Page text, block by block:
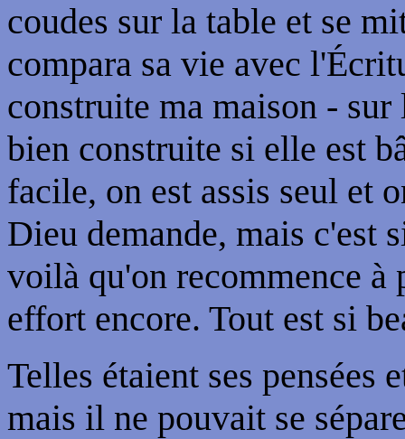
coudes sur la table et se
compara sa vie avec
construite ma maison -
bien construite si elle est
facile, on est assis seul et
Dieu demande, mais c'est
voilà qu'on recommence à
effort encore. Tout est si
Telles étaient ses pensées
mais il ne pouvait se